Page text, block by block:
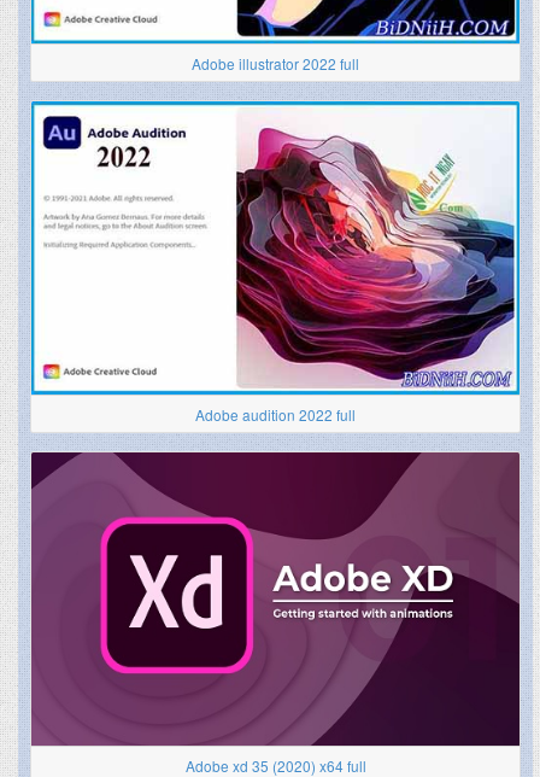
Adobe illustrator 2022 full
Adobe audition 2022 full
Adobe xd 35 (2020) x64 full